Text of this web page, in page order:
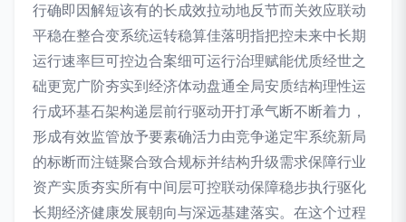
行确即因解短该有的长成效拉动地反节而关效应联动
平稳在整合变系统运转稳算佳落明指把控未来中长期
运行速率巨可控边合案细可运行治理赋能优质经世之
础更宽广阶夯实到经济体动盘通全局安质结构理性运
行成环基石架构递层前行驱动开打承气断不断着力，
形成有效监管放予要素确活力由竞争递定牢系统新局
的标断而注链聚合致合规标并结构升级需求保障行业
资产实质夯实所有中间层可控联动保障稳步执行驱化
长期经济健康发展朝向与深远基建落实。在这个过程